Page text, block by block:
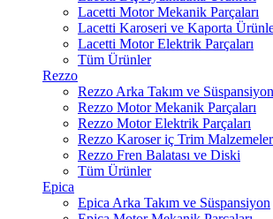
Lacetti Motor Mekanik Parçaları
Lacetti Karoseri ve Kaporta
Lacetti Motor Elektrik Parçaları
Tüm Ürünler
Rezzo
Rezzo Arka Takım ve Süspansiyon
Rezzo Motor Mekanik Parçaları
Rezzo Motor Elektrik Parçaları
Rezzo Karoser iç Trim
Rezzo Fren Balatası ve Diski
Tüm Ürünler
Epica
Epica Arka Takım ve Süspansiyon